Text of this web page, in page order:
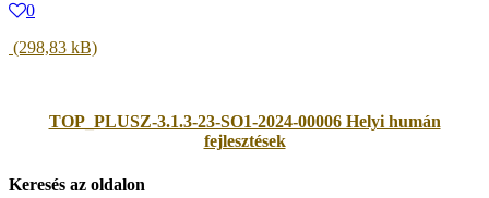
0
TOP_PLUSZ-3.1.3-23-SO1-2024-00006 Helyi humán
fejlesztések
Keresés az oldalon